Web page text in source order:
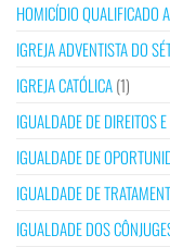
HOMICÍDIO QUALIFICADO
IGREJA ADVENTISTA DO
IGREJA CATÓLICA(1)
IGUALDADE DE DIREITOS
IGUALDADE DE
IGUALDADE DE
IGUALDADE DOS